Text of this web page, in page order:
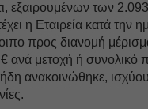
εξαιρουμένων των
η Εταιρεία κατά την
προς διανομή
ανά μετοχή ή συνολικό
ανακοινώθηκε,